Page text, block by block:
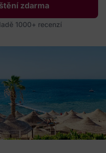
zdarma
1000+ recenzí